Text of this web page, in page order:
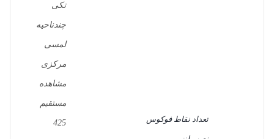
تکی
چندناحیه
لمسی
مرکزی
مشاهده
مستقیم
تعداد نقاط فوکوس
425